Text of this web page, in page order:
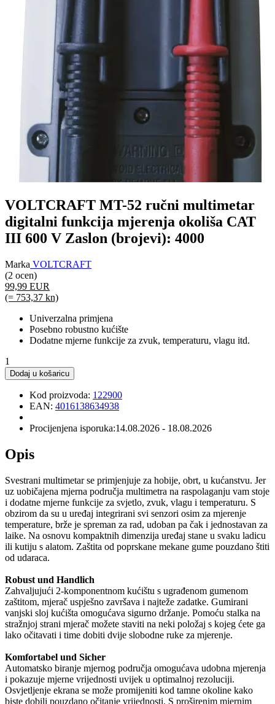
VOLTCRAFT MT-52 ručni multimetar
digitalni funkcija mjerenja okoliša CAT
III 600 V Zaslon (brojevi): 4000
Marka VOLTCRAFT
(2 ocen)
99,99 EUR
(= 753,37 kn)
Univerzalna primjena
Posebno robustno kućište
Dodatne mjerne funkcije za zvuk, temperaturu, vlagu itd.
1
Dodaj u košaricu
Kod proizvoda: 122900
EAN: 4016138634938
Procijenjena isporuka:14.08.2026 - 18.08.2026
Opis
Svestrani multimetar se primjenjuje za hobije, obrt, u kućanstvu. Jer
uz uobičajena mjerna područja multimetra na raspolaganju vam stoje
i dodatne mjerne funkcije za svjetlo, zvuk, vlagu i temperaturu. S
obzirom da su u uređaj integrirani svi senzori osim za mjerenje
temperature, brže je spreman za rad, udoban pa čak i jednostavan za
laike. Na osnovu kompaktnih dimenzija uređaj stane u svaku ladicu
ili kutiju s alatom. Zaštita od poprskane mekane gume pouzdano štiti
od udaraca.
Robust und Handlich
Zahvaljujući 2-komponentnom kućištu s ugrađenom gumenom
zaštitom, mjerač uspješno završava i najteže zadatke. Gumirani
vanjski sloj kućišta omogućava sigurno držanje. Pomoću stalka na
stražnjoj strani mjerač možete staviti na neki položaj s kojeg ćete ga
lako očitavati i time dobiti dvije slobodne ruke za mjerenje.
Komfortabel und Sicher
Automatsko biranje mjernog područja omogućava udobna mjerenja
i pokazuje mjerne vrijednosti uvijek u optimalnoj rezoluciji.
Osvjetljenje ekrana se može promijeniti kod tamne okoline kako
biste dobili pouzdano očitanje vrijednosti. S proširenim mjernim